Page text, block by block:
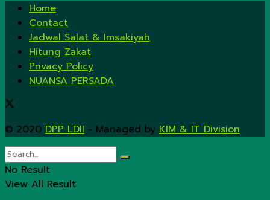
Home
Contact
Jadwal Salat & Imsakiyah
Hitung Zakat
Privacy Policy
NUANSA PERSADA
© 2020 DPP LDII - Managed by KIM & IT Division.
No Result
View All Result